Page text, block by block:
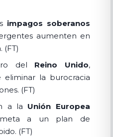
impagos soberanos
aumenten en
(FT)
del Reino Unido,
eliminar la burocracia
(FT)
a la Unión Europea
a un plan de
(FT)